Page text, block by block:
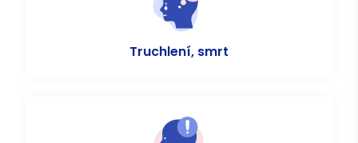
Truchlení, smrt